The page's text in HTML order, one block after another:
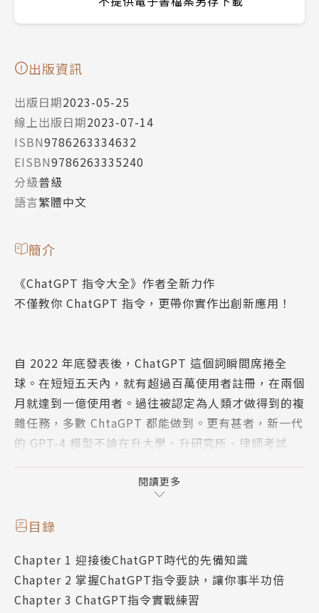
出版資訊
出版日期2023-05-25
線上出版日期2023-07-14
ISBN9786263334632
EISBN9786263335240
分級普級
語言繁體中文
簡介
《ChatGPT 指令大全》作者全新力作
不僅教你 ChatGPT 指令，更帶你實作出創新應用！
自 2022 年底發表後，ChatGPT 這個詞瞬間席捲全
球。在短短五天內，就有超過百萬使用者註冊，在兩個
月就達到一億使用者。過往被認定為人類才做得到的複
雜任務，多數 ChtaGPT 都能做到。更有甚者，新一代
的 GPT-4 模型不論在升大學、升研究所、律師考試
這不禁讓許多人開始焦慮，怕自己可能在 ChatGPT 領
軍的生成式 AI 浪潮下被取代。在有人擔心的同時，有
協助大幅度提升工作效率；從企業層面，ChatGPT 可
以進一步讓既有的數位產品，晉升成為智慧產品。
閱讀更多
目錄
Chapter 1 迎接後ChatGPT時代的先備知識
Chapter 2 掌握ChatGPT指令要訣，讓你事半功倍
Chapter 3 ChatGPT指令實戰練習